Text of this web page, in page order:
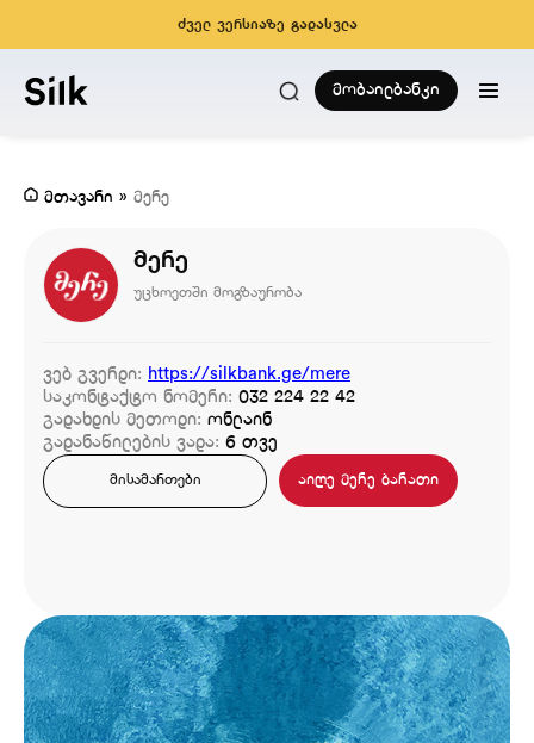
ძველ ვერსიაზე გადასვლა
მობაილბანკი
მთავარი » მერე
მერე
უცხოეთში მოგზაურობა
ვებ გვერდი: https://silkbank.ge/mere
საკონტაქტო ნომერი: 032 224 22 42
გადახდის მეთოდი: ონლაინ
გადანაწილების ვადა: 6 თვე
მისამართები აიღე მერე ბარათი